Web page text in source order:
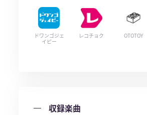
ドワンゴジェ
イピー
レコチョク OTOTOY
収録楽曲